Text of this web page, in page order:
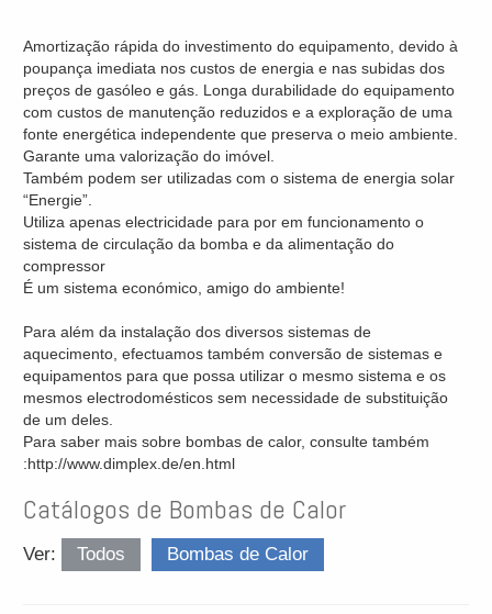
Amortização rápida do investimento do equipamento, devido à
poupança imediata nos custos de energia e nas subidas dos
preços de gasóleo e gás. Longa durabilidade do equipamento
com custos de manutenção reduzidos e a exploração de uma
fonte energética independente que preserva o meio ambiente.
Garante uma valorização do imóvel.
Também podem ser utilizadas com o sistema de energia solar
“Energie”.
Utiliza apenas electricidade para por em funcionamento o
sistema de circulação da bomba e da alimentação do
compressor
É um sistema económico, amigo do ambiente!
Para além da instalação dos diversos sistemas de
aquecimento, efectuamos também conversão de sistemas e
equipamentos para que possa utilizar o mesmo sistema e os
mesmos electrodomésticos sem necessidade de substituição
de um deles.
Para saber mais sobre bombas de calor, consulte também
:http://www.dimplex.de/en.html
Catálogos de Bombas de Calor
Ver: Todos Bombas de Calor